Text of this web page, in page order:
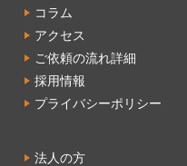
コラム
アクセス
ご依頼の流れ詳細
採用情報
プライバシーポリシー
法人の方